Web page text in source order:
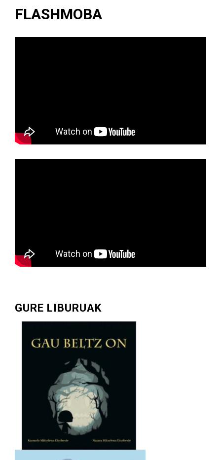
FLASHMOBA
GURE LIBURUAK